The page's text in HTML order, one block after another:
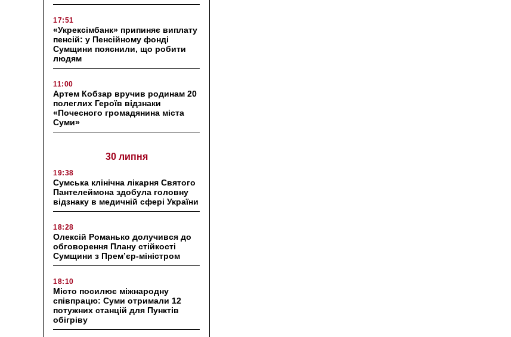
17:51
«Укрексімбанк» припиняє виплату
пенсій: у Пенсійному фонді
Сумщини пояснили, що робити
людям
11:00
Артем Кобзар вручив родинам 20
полеглих Героїв відзнаки
«Почесного громадянина міста
Суми»
30 липня
19:38
Сумська клінічна лікарня Святого
Пантелеймона здобула головну
відзнаку в медичній сфері України
18:28
Олексій Романько долучився до
обговорення Плану стійкості
Сумщини з Прем’єр-міністром
18:10
Місто посилює міжнародну
співпрацю: Суми отримали 12
потужних станцій для Пунктів
обігріву